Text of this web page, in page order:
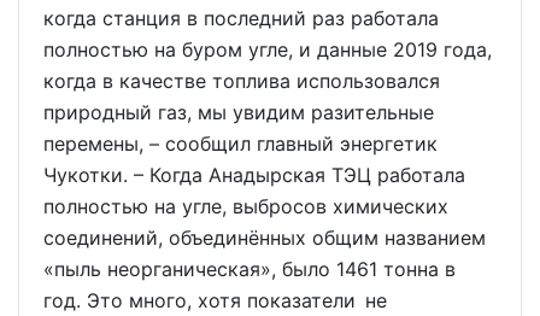
когда станция в последний раз работала
полностью на буром угле, и данные 2019 года,
когда в качестве топлива использовался
природный газ, мы увидим разительные
перемены, – сообщил главный энергетик
Чукотки. – Когда Анадырская ТЭЦ работала
полностью на угле, выбросов химических
соединений, объединённых общим названием
«пыль неорганическая», было 1461 тонна в
год. Это много, хотя показатели не